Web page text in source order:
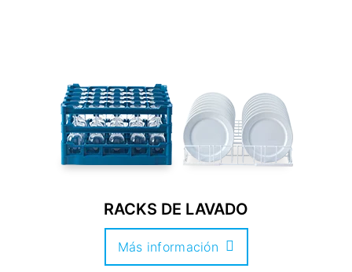
RACKS DE LAVADO
Más información